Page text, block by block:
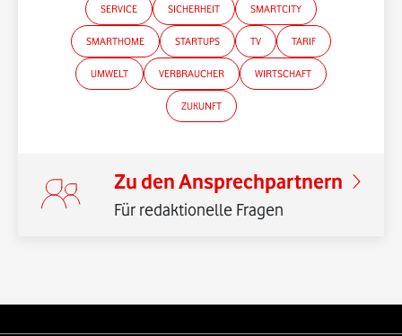
*Gender-Hinweis
SERVICE SICHERHEIT SMARTCITY
SMARTHOME STARTUPS TV TARIF
UMWELT VERBRAUCHER WIRTSCHAFT
ZUKUNFT
Zu den Ansprechpartnern
Für redaktionelle Fragen